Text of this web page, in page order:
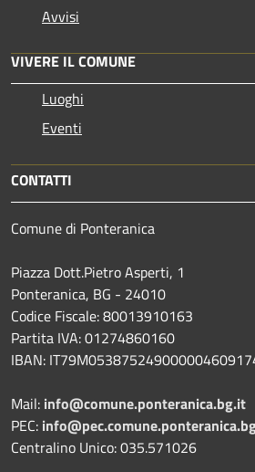
Avvisi
VIVERE IL COMUNE
Luoghi
Eventi
CONTATTI
Comune di Ponteranica
Piazza Dott.Pietro Asperti, 1
Ponteranica, BG - 24010
Codice Fiscale: 80013910163
Partita IVA: 01274860160
IBAN:
Mail: info@comune.ponteranica.bg.it
PEC:
Centralino Unico: 035.571026